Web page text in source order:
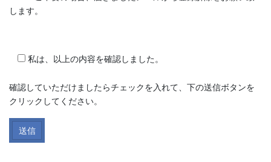
します。
私は、以上の内容を確認しました。
確認していただけましたらチェックを入れて、下の送信ボタンを
クリックしてください。